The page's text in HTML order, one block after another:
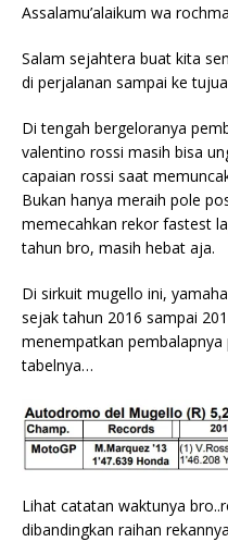
Assalamu’alaikum wa
Salam sejahtera buat kita
di perjalanan sampai ke
Di tengah bergeloranya
valentino rossi masih bisa
capaian rossi saat
Bukan hanya meraih pole
memecahkan rekor fastest
tahun bro, masih hebat aja.
Di sirkuit mugello ini,
sejak tahun 2016 sampai
menempatkan
tabelnya…
Lihat catatan waktunya
dibandingkan raihan